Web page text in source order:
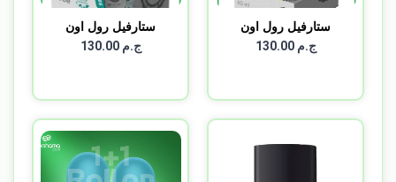
ستارفيل رول اون
سويت فا...
ج.م 130.00
ستارفيل رول اون
فريش بر...
ج.م 130.00